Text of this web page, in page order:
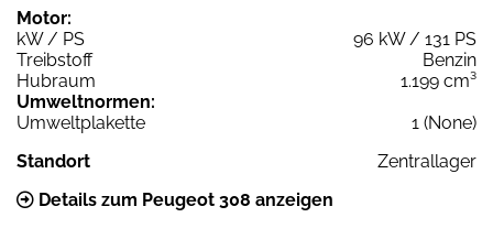
Motor:
kW / PS
96 kW / 131 PS
Treibstoff
Benzin
Hubraum
1.199 cm³
Umweltnormen:
Umweltplakette
1 (None)
Standort
Zentrallager
Details zum Peugeot 308 anzeigen